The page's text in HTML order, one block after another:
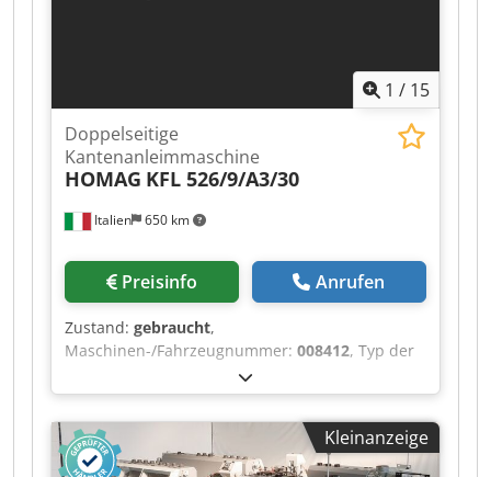
1 / 15
Italien 650 km
Doppelseitige
Kantenanleimmaschine
HOMAG KFL 526/9/A3/30
Preisinfo Anrufen
Zustand: gebraucht,
Maschinen-/Fahrzeugnummer: 008412, Typ der
angebrachten Kante: dünne Kante, starke Kante
Klebesystem: PUR Multifunktionsaggregat: ja
Cedpfxeyilxmo Agpsha Kantenleimmaschine:
Maschine 1 u. 2 Max. Vortriebsgeschwindigkeit:
40 m/min Arbeitsaggregate, rechte Seite: 11 nr
Kleinanzeige